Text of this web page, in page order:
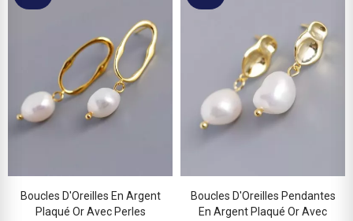
Boucles D'Oreilles En Argent
Plaqué Or Avec Perles
Boucles D'Oreilles Pendantes
En Argent Plaqué Or Avec